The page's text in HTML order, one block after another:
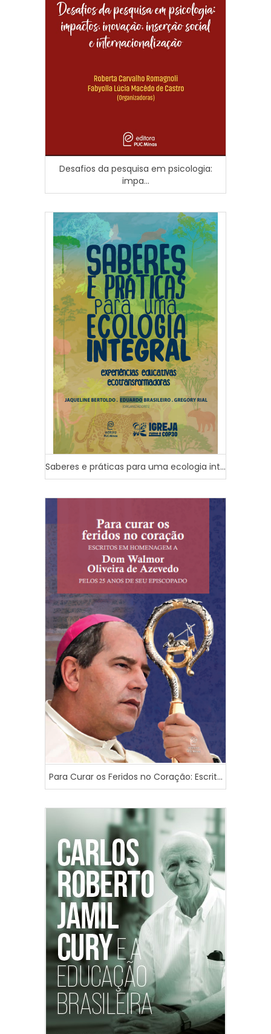
Desafios da pesquisa em psicologia:
impa...
Saberes e práticas para uma ecologia int...
Para Curar os Feridos no Coração: Escrit...